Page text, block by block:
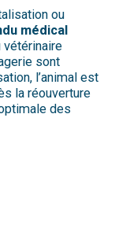
ou
médical
vétérinaire
sont
l’animal est
la réouverture
des